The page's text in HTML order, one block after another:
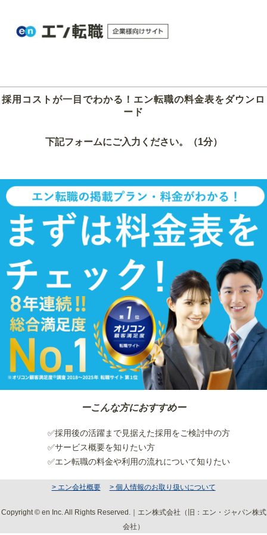
採用コストが一目でわかる！エン転職の料金表をダウンロ
ード
下記フォームにご入力ください。（1分）
ーこんな方におすすめー
✅採用後の活躍まで見据えた採用をご検討中の方
✅サービス概要を知りたい方
✅エン転職の料金や利用の流れについて知りたい
> エン会社概要 > 個人情報のお取り扱いについて
Copyright © en Inc. All Rights Reserved.｜エン株式会社（旧：エン・ジャパン株式
会社）